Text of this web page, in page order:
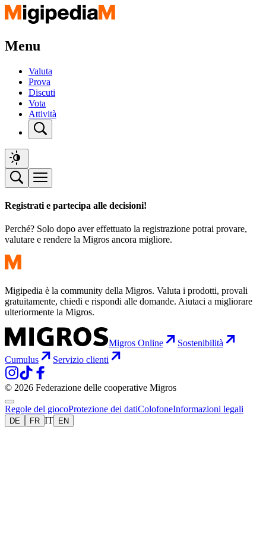
Menu
Valuta
Prova
Discuti
Vota
Attività
Registrati e partecipa alle decisioni!
Perché? Solo dopo aver effettuato la registrazione potrai provare,
valutare e rendere la Migros ancora migliore.
Migipedia è la community della Migros. Valuta i prodotti, provali
gratuitamente, chiedi e rispondi alle domande. Aiutaci a migliorare
ulteriormente la Migros.
Migros Online
Sostenibilità
Cumulus
Servizio clienti
© 2026 Federazione delle cooperative Migros
Regole del giocoProtezione dei datiColofoneInformazioni legali
DE FR IT EN